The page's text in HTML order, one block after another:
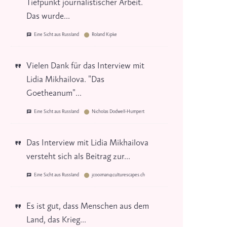
Tiefpunkt journalistischer Arbeit.
Das wurde...
Eine Sicht aus Russland Roland Kipke
Vielen Dank für das Interview mit
Lidia Mikhailova. "Das
Goetheanum"...
Eine Sicht aus Russland Nicholas Dodwell-Humpert
Das Interview mit Lidia Mikhailova
versteht sich als Beitrag zur...
Eine Sicht aus Russland jcooiman@culturescapes.ch
Es ist gut, dass Menschen aus dem
Land, das Krieg...